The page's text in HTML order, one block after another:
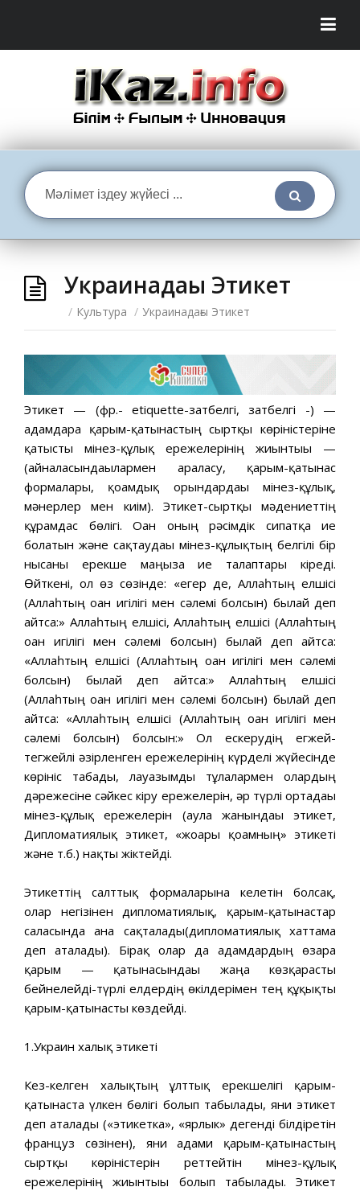
Украинадағы Этикет
/ Культура / Украинадағы Этикет
Этикет — (фр.- etiquette-затбелгі, затбелгі -) —
адамдарға қарым-қатынастың сыртқы көріністеріне
қатысты мінез-құлық ережелерінің жиынтығы —
(айналасындағылармен араласу, қарым-қатынас
формалары, қоғамдық орындардағы мінез-құлық,
мәнерлер мен киім). Этикет-сыртқы мәдениеттің
құрамдас бөлігі. Оған оның рәсімдік сипатқа ие
болатын және сақтаудағы мінез-құлықтың белгілі бір
нысаны ерекше маңызға ие талаптары кіреді.
Өйткені, ол өз сөзінде: «егер де, Аллаһтың елшісі
(Аллаһтың оған игілігі мен сәлемі болсын) былай деп
айтса:» Аллаһтың елшісі, Аллаһтың елшісі (Аллаһтың
оған игілігі мен сәлемі болсын) былай деп айтса:
«Аллаһтың елшісі (Аллаһтың оған игілігі мен сәлемі
болсын) былай деп айтса:» Аллаһтың елшісі
(Аллаһтың оған игілігі мен сәлемі болсын) былай деп
айтса: «Аллаһтың елшісі (Аллаһтың оған игілігі мен
сәлемі болсын) болсын:» Ол ескерудің егжей-
тегжейлі әзірленген ережелерінің күрделі жүйесінде
көрініс табады, лауазымды тұлғалармен олардың
дәрежесіне сәйкес кіру ережелерін, әр түрлі ортадағы
мінез-құлық ережелерін (аула жанындағы этикет,
Дипломатиялық этикет, «жоғары қоғамның» этикеті
және т.б.) нақты жіктейді.
Этикеттің салттық формаларына келетін болсақ,
олар негізінен дипломатиялық, қарым-қатынастар
саласында ғана сақталады(дипломатиялық хаттама
деп аталады). Бірақ олар да адамдардың өзара
қарым — қатынасындағы жаңа көзқарасты
бейнелейді-түрлі елдердің өкілдерімен тең құқықты
қарым-қатынасты көздейді.
1.Украин халық этикеті
Кез-келген халықтың ұлттық ерекшелігі қарым-
қатынаста үлкен бөлігі болып табылады, яғни этикет
деп аталады («этикетка», «ярлык» дегенді білдіретін
француз сөзінен), яғни адами қарым-қатынастың
сыртқы көріністерін реттейтін мінез-құлық
ережелерінің жиынтығы болып табылады. Этикет